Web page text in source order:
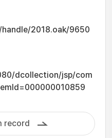
2018.oak/9650
dcollection/jsp/com
record